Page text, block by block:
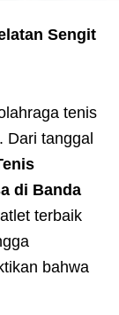
Sengit
tenis
Dari tanggal
di Banda
terbaik
bahwa